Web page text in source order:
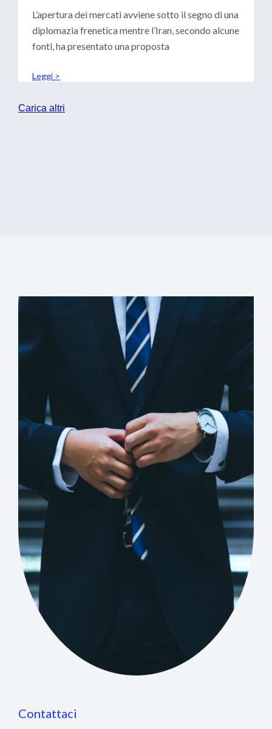
TESORERIE
L’apertura dei mercati avviene sotto il segno di una
diplomazia frenetica mentre l’Iran, secondo alcune
fonti, ha presentato una proposta
Leggi >
Carica altri
Contattaci